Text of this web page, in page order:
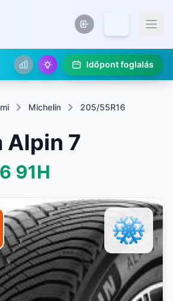
Időpont foglalás
Michelin 205/55R16
Alpin 7
91H